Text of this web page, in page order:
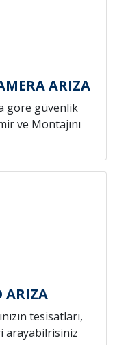
ARIZA
göre güvenlik
ve Montajını
ARIZA
tesisatları,
arayabilrisiniz